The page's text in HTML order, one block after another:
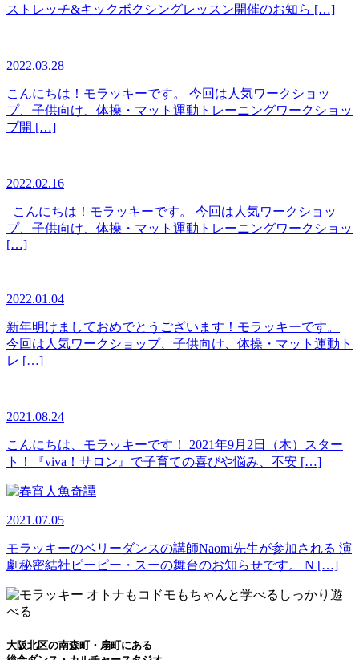
ストレッチ&キックボクシングレッスン開催のお知ら […]
2022.03.28
こんにちは！モラッキーです。 今回は人気ワークショッ
プ、子供向け、体操・マット運動トレーニングワークショッ
プ開 […]
2022.02.16
こんにちは！モラッキーです。 今回は人気ワークショッ
プ、子供向け、体操・マット運動トレーニングワークショッ
[…]
2022.01.04
新年明けましておめでとうございます！モラッキーです。
今回は人気ワークショップ、子供向け、体操・マット運動ト
レ […]
2021.08.24
こんにちは、モラッキーです！ 2021年9月2日（木）スター
ト！『viva！サロン』で子育ての喜びや悩み、不安 […]
2021.07.05
モラッキーのベリーダンスの講師Naomi先生が参加される 演
劇秘密結社ピーピー・スーの舞台のお知らせです。 N […]
大阪北区の南森町・扇町にある